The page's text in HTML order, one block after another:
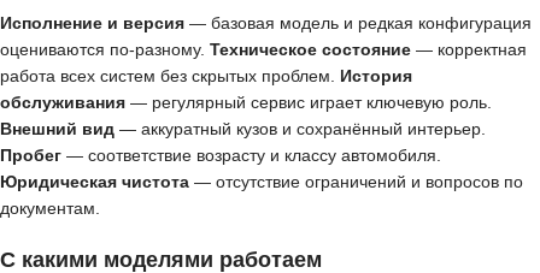
Исполнение и версия — базовая модель и редкая конфигурация
оцениваются по-разному. Техническое состояние — корректная
работа всех систем без скрытых проблем. История
обслуживания — регулярный сервис играет ключевую роль.
Внешний вид — аккуратный кузов и сохранённый интерьер.
Пробег — соответствие возрасту и классу автомобиля.
Юридическая чистота — отсутствие ограничений и вопросов по
документам.
С какими моделями работаем